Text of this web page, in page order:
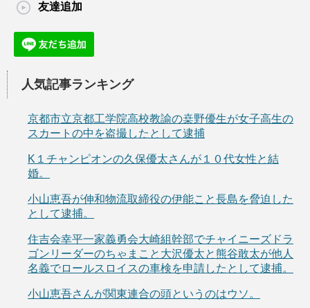
友達追加
人気記事ランキング
京都市立京都工学院高校教諭の桒野優生が女子高生の
スカートの中を盗撮したとして逮捕
K１チャンピオンの久保優太さんが１０代女性と結
婚。
小山恵吾が伸和物流取締役の伊能こと長島を脅迫した
として逮捕。
住吉会幸平一家義勇会大崎組幹部でチャイニーズドラ
ゴンリーダーのちゃまこと大沢優太と熊谷敢太が他人
名義でロールスロイスの車検を申請したとして逮捕。
小山恵吾さんが関東連合の頭というのはウソ。